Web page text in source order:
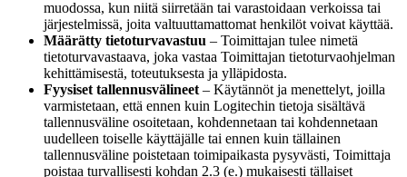
muodossa, kun niitä siirretään tai varastoidaan verkoissa tai
järjestelmissä, joita valtuuttamattomat henkilöt voivat käyttää.
Määrätty tietoturvavastuu – Toimittajan tulee nimetä
tietoturvavastaava, joka vastaa Toimittajan tietoturvaohjelman
kehittämisestä, toteutuksesta ja ylläpidosta.
Fyysiset tallennusvälineet – Käytännöt ja menettelyt, joilla
varmistetaan, että ennen kuin Logitechin tietoja sisältävä
tallennusväline osoitetaan, kohdennetaan tai kohdennetaan
uudelleen toiselle käyttäjälle tai ennen kuin tällainen
tallennusväline poistetaan toimipaikasta pysyvästi, Toimittaja
poistaa turvallisesti kohdan 2.3 (e.) mukaisesti tällaiset